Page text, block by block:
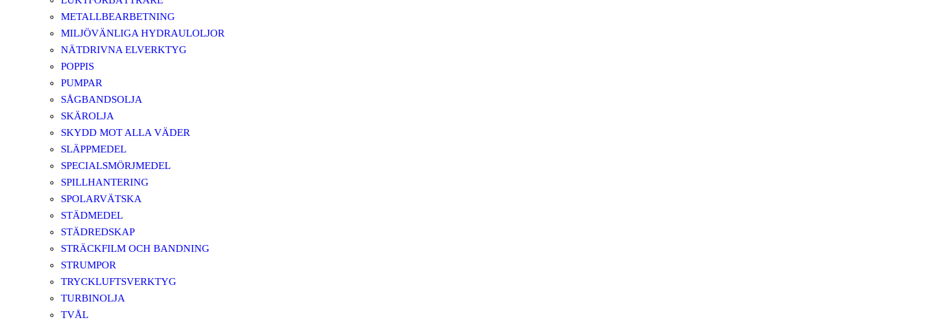
METALLBEARBETNING
MILJÖVÄNLIGA HYDRAULOLJOR
NÄTDRIVNA ELVERKTYG
POPPIS
PUMPAR
SÅGBANDSOLJA
SKÄROLJA
SKYDD MOT ALLA VÄDER
SLÄPPMEDEL
SPECIALSMÖRJMEDEL
SPILLHANTERING
SPOLARVÄTSKA
STÄDMEDEL
STÄDREDSKAP
STRÄCKFILM OCH BANDNING
STRUMPOR
TRYCKLUFTSVERKTYG
TURBINOLJA
TVÅL